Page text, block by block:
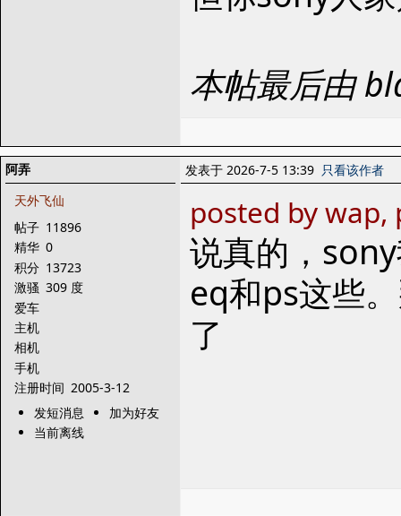
本帖最后由
阿弄
天外飞仙
帖子 11896
精华 0
积分 13723
激骚 309 度
爱车
主机
相机
手机
注册时间 2005-3-12
发短消息
加为好友
当前离线
发表于 2026-7-5 13:39 只看该作者
posted by
说真的，
eq和ps这些
了